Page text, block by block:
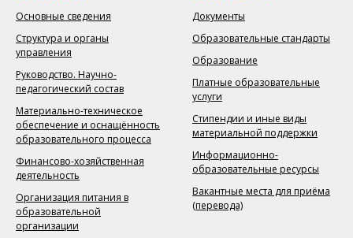
Основные сведения
Структура и органы
управления
Руководство. Научно-
педагогический состав
Материально-техническое
обеспечение и оснащённость
образовательного процесса
Финансово-хозяйственная
деятельность
Организация питания в
образовательной
организации
Документы
Образовательные стандарты
Образование
Платные образовательные
услуги
Стипендии и иные виды
материальной поддержки
Информационно-
образовательные ресурсы
Вакантные места для приёма
(перевода)